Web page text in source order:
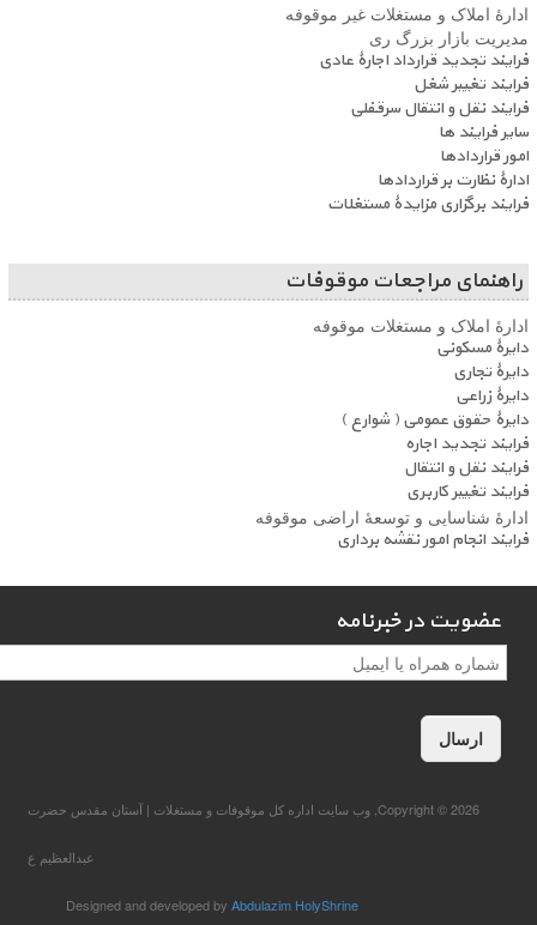
ادارۀ املاک و مستغلات غیر موقوفه
مدیریت بازار بزرگ ری
فرایند تجدید قرارداد اجارۀ عادی
فرایند تغییر شغل
فرایند نقل و انتقال سرقفلی
سایر فرایند ها
امور قراردادها
ادارۀ نظارت بر قراردادها
فرایند برگزاری مزایدۀ مستغلات
راهنمای مراجعات موقوفات
ادارۀ املاک و مستغلات موقوفه
دایرۀ مسکونی
دایرۀ تجاری
دایرۀ زراعی
دایرۀ حقوق عمومی ( شوارع )
فرایند تجدید اجاره
فرایند نقل و انتقال
فرایند تغییر کاربری
ادارۀ شناسایی و توسعۀ اراضی موقوفه
فرایند انجام امور نقشه برداری
عضویت در خبرنامه
عضویت در خبرنامه
Copyright © 2026, وب سایت اداره کل موقوفات و مستغلات | آستان مقدس حضرت
عبدالعظیم ع
Designed and developed byAbdulazim HolyShrine